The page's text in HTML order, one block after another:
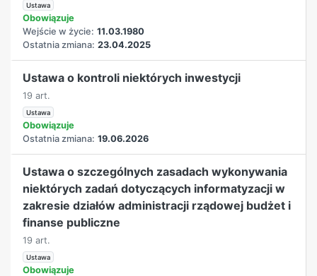
Ustawa
Obowiązuje
Wejście w życie: 11.03.1980
Ostatnia zmiana: 23.04.2025
Ustawa o kontroli niektórych inwestycji
19 art.
Ustawa
Obowiązuje
Ostatnia zmiana: 19.06.2026
Ustawa o szczególnych zasadach wykonywania
niektórych zadań dotyczących informatyzacji w
zakresie działów administracji rządowej budżet i
finanse publiczne
19 art.
Ustawa
Obowiązuje